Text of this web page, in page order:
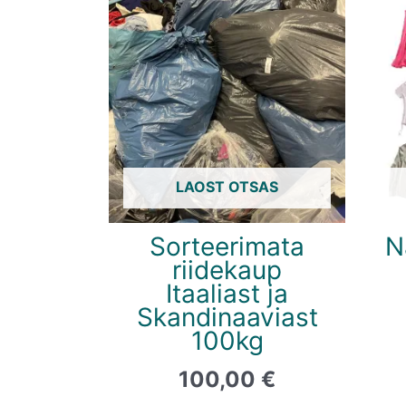
LAOST OTSAS
Sorteerimata
riidekaup
Itaaliast ja
Skandinaaviast
100kg
100,00 €